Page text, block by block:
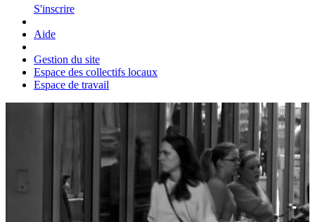
S'inscrire
Aide
Gestion du site
Espace des collectifs locaux
Espace de travail